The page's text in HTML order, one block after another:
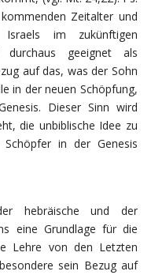
Zeitalter und
im zukünftigen
geeignet als
auf das, was der Sohn
in der neuen Schöpfung,
Dieser Sinn wird
die unbiblische Idee zu
in der Genesis
hebräische und der
eine Grundlage für die
Lehre von den Letzten
sein Bezug auf